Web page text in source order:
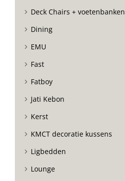
Deck Chairs + voetenbanken
Dining
EMU
Fast
Fatboy
Jati Kebon
Kerst
KMCT decoratie kussens
Ligbedden
Lounge